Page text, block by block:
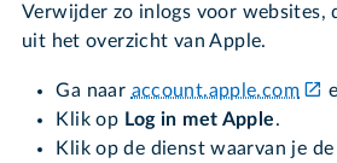
Verwijder zo inlogs voor websites,
uit het overzicht van Apple.
Ga naar account.apple.com
Klik op Log in met Apple.
Klik op de dienst waarvan je